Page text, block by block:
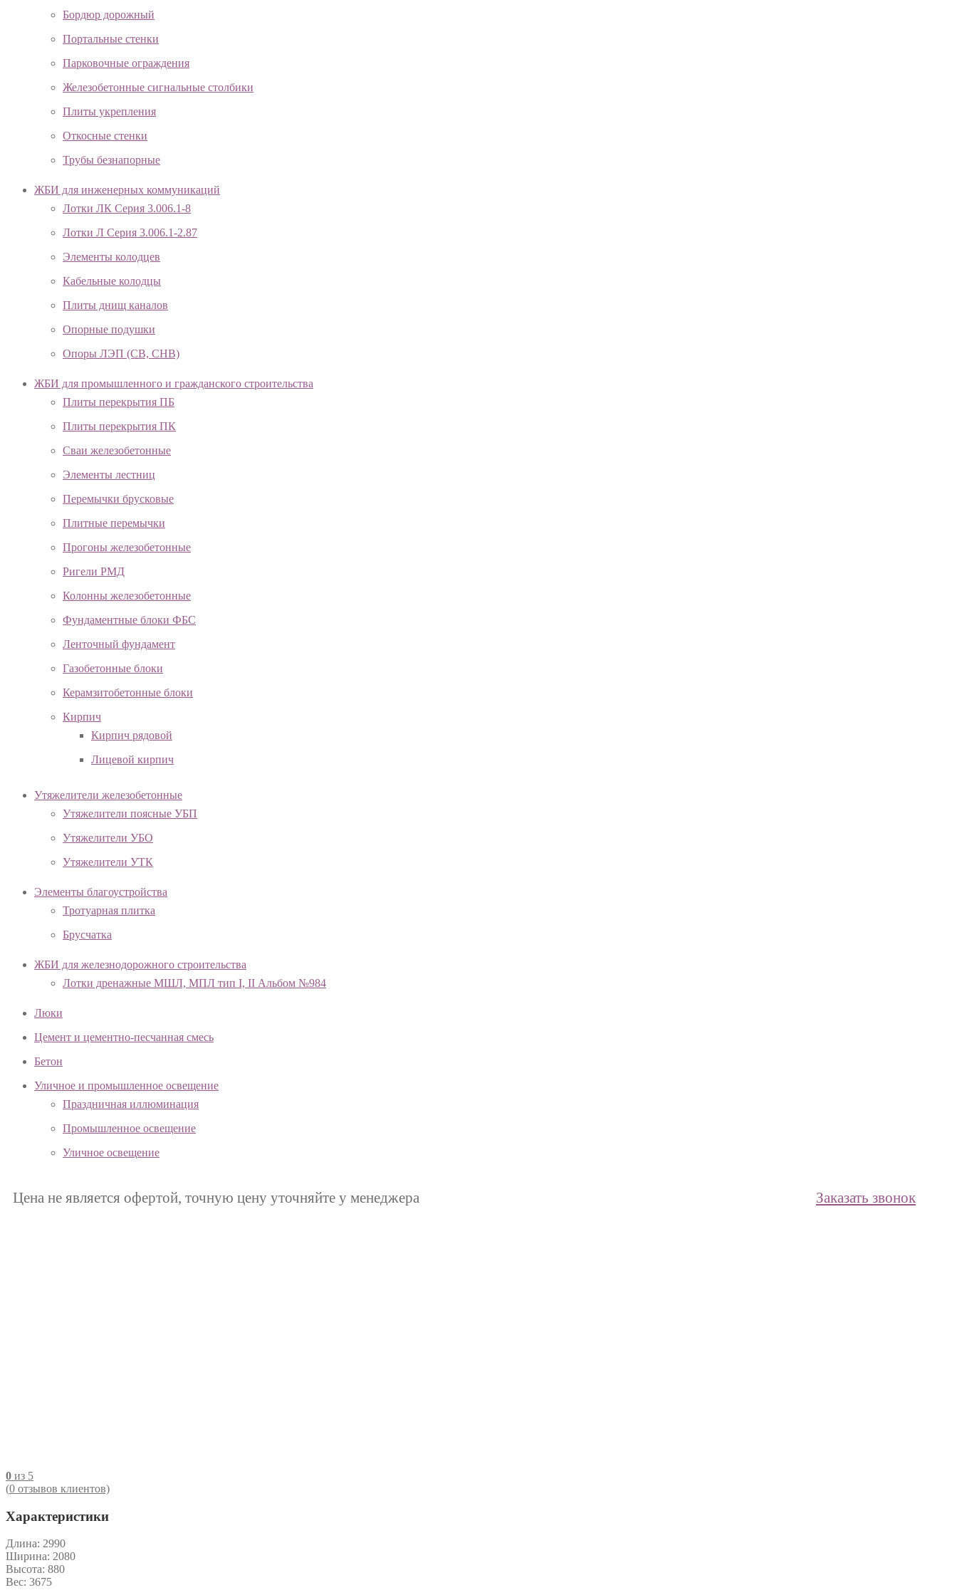
Бордюр дорожный
Портальные стенки
Парковочные ограждения
Железобетонные сигнальные столбики
Плиты укрепления
Откосные стенки
Трубы безнапорные
ЖБИ для инженерных коммуникаций
Лотки ЛК Серия 3.006.1-8
Лотки Л Серия 3.006.1-2.87
Элементы колодцев
Кабельные колодцы
Плиты днищ каналов
Опорные подушки
Опоры ЛЭП (СВ, СНВ)
ЖБИ для промышленного и гражданского строительства
Плиты перекрытия ПБ
Плиты перекрытия ПК
Сваи железобетонные
Элементы лестниц
Перемычки брусковые
Плитные перемычки
Прогоны железобетонные
Ригели РМД
Колонны железобетонные
Фундаментные блоки ФБС
Ленточный фундамент
Газобетонные блоки
Керамзитобетонные блоки
Кирпич
Кирпич рядовой
Лицевой кирпич
Утяжелители железобетонные
Утяжелители поясные УБП
Утяжелители УБО
Утяжелители УТК
Элементы благоустройства
Тротуарная плитка
Брусчатка
ЖБИ для железнодорожного строительства
Лотки дренажные МШЛ, МПЛ тип I, II Альбом №984
Люки
Цемент и цементно-песчанная смесь
Бетон
Уличное и промышленное освещение
Праздничная иллюминация
Промышленное освещение
Уличное освещение
Цена не является офертой, точную цену уточняйте у менеджера Заказать звонок
0 из 5
(0 отзывов клиентов)
Характеристики
Длина: 2990
Ширина: 2080
Высота: 880
Вес: 3675